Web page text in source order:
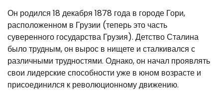
Он родился 18 декабря 1878 года в городе Гори,
расположенном в Грузии (теперь это часть
суверенного государства Грузия). Детство Сталина
было трудным, он вырос в нищете и сталкивался с
различными трудностями. Однако, он начал проявлять
свои лидерские способности уже в юном возрасте и
присоединился к революционному движению.